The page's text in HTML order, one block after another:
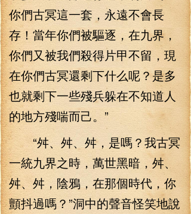
你們古冥這一套，永遠不會長
存！當年你們被驅逐，在九界，
你們又被我們殺得片甲不留，現
在你們古冥還剩下什么呢？是多
也就剩下一些殘兵躲在不知道人
的地方殘喘而己。”
“舛、舛、舛，是嗎？我古冥
一統九界之時，萬世黑暗，舛、
舛、舛，陰鴉，在那個時代，你
顫抖過嗎？”洞中的聲音怪笑地說